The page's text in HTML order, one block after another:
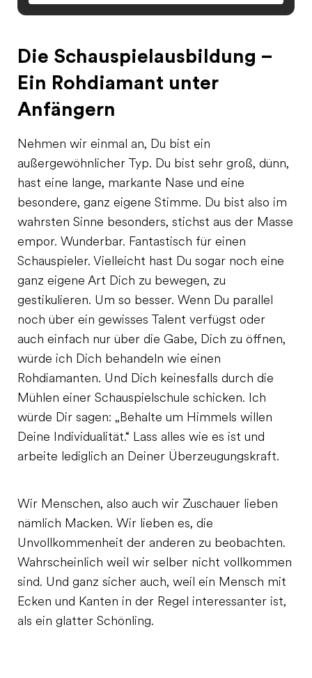
Die Schauspielausbildung –
Ein Rohdiamant unter
Anfängern
Nehmen wir einmal an, Du bist ein
außergewöhnlicher Typ. Du bist sehr groß, dünn,
hast eine lange, markante Nase und eine
besondere, ganz eigene Stimme. Du bist also im
wahrsten Sinne besonders, stichst aus der Masse
empor. Wunderbar. Fantastisch für einen
Schauspieler. Vielleicht hast Du sogar noch eine
ganz eigene Art Dich zu bewegen, zu
gestikulieren. Um so besser. Wenn Du parallel
noch über ein gewisses Talent verfügst oder
auch einfach nur über die Gabe, Dich zu öffnen,
würde ich Dich behandeln wie einen
Rohdiamanten. Und Dich keinesfalls durch die
Mühlen einer Schauspielschule schicken. Ich
würde Dir sagen: „Behalte um Himmels willen
Deine Individualität.“ Lass alles wie es ist und
arbeite lediglich an Deiner Überzeugungskraft.
Wir Menschen, also auch wir Zuschauer lieben
nämlich Macken. Wir lieben es, die
Unvollkommenheit der anderen zu beobachten.
Wahrscheinlich weil wir selber nicht vollkommen
sind. Und ganz sicher auch, weil ein Mensch mit
Ecken und Kanten in der Regel interessanter ist,
als ein glatter Schönling.